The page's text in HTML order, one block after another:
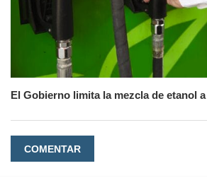
El Gobierno limita la mezcla de etanol
COMENTAR